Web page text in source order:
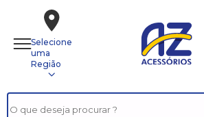
Selecione
uma
Região